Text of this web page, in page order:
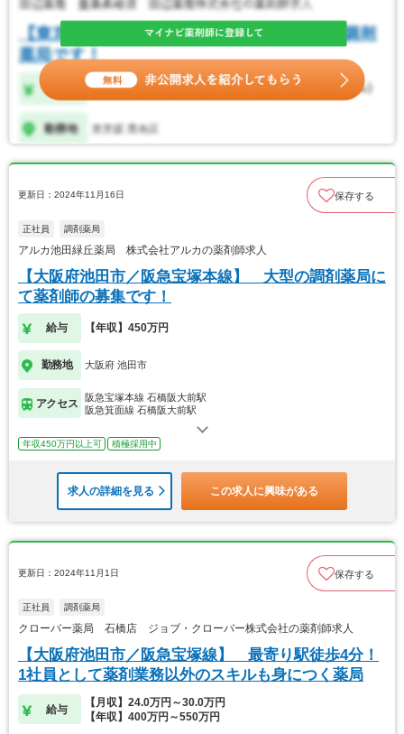
更新日：2024年11月16日 保存する
正社員 調剤薬局
アルカ池田緑丘薬局 株式会社アルカの薬剤師求人
【大阪府池田市／阪急宝塚本線】 大型の調剤薬局に
て薬剤師の募集です！
給与 【年収】450万円
勤務地 大阪府 池田市
アクセス
阪急宝塚本線 石橋阪大前駅
阪急箕面線 石橋阪大前駅
年収450万円以上可 積極採用中
求人の詳細を見る この求人に興味がある
更新日：2024年11月1日 保存する
正社員 調剤薬局
クローバー薬局 石橋店 ジョブ・クローバー株式会社の薬剤師求人
【大阪府池田市／阪急宝塚線】 最寄り駅徒歩4分！
1社員として薬剤業務以外のスキルも身につく薬局
給与
【月収】24.0万円～30.0万円
【年収】400万円～550万円